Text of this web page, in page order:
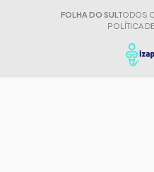
FOLHA DO SUL TODOS
POLÍTICA